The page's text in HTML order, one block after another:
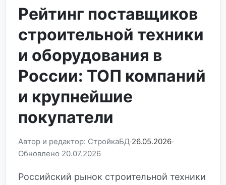
Рейтинг поставщиков
строительной техники
и оборудования в
России: ТОП компаний
и крупнейшие
покупатели
Автор и редактор: СтройкаБД 26.05.2026
Обновлено 20.07.2026
Российский рынок строительной техники